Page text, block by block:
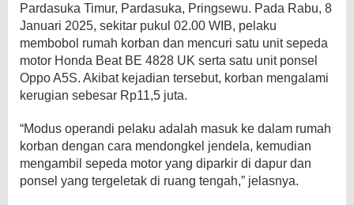
Pardasuka Timur, Pardasuka, Pringsewu. Pada Rabu, 8
Januari 2025, sekitar pukul 02.00 WIB, pelaku
membobol rumah korban dan mencuri satu unit sepeda
motor Honda Beat BE 4828 UK serta satu unit ponsel
Oppo A5S. Akibat kejadian tersebut, korban mengalami
kerugian sebesar Rp11,5 juta.
“Modus operandi pelaku adalah masuk ke dalam rumah
korban dengan cara mendongkel jendela, kemudian
mengambil sepeda motor yang diparkir di dapur dan
ponsel yang tergeletak di ruang tengah,” jelasnya.